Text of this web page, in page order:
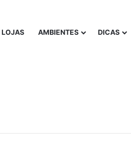
LOJAS AMBIENTES DICAS